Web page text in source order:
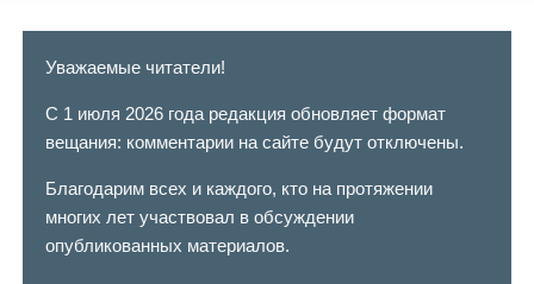
Уважаемые читатели!
С 1 июля 2026 года редакция обновляет формат
вещания: комментарии на сайте будут отключены.
Благодарим всех и каждого, кто на протяжении
многих лет участвовал в обсуждении
опубликованных материалов.